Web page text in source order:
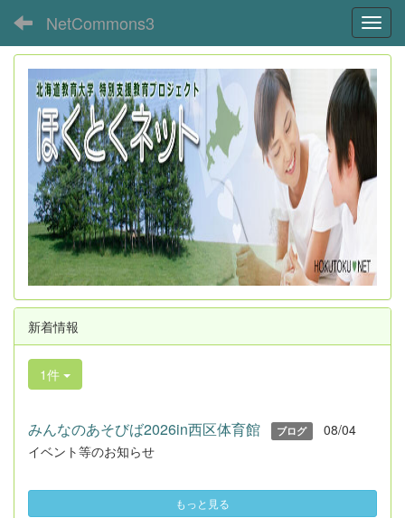
NetCommons3
新着情報
1件
みんなのあそびば2026in西区体育館 ブログ
08/04
イベント等のお知らせ
もっと見る